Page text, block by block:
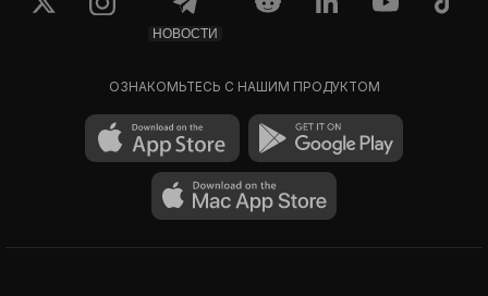
НОВОСТИ
ОЗНАКОМЬТЕСЬ С НАШИМ ПРОДУКТОМ